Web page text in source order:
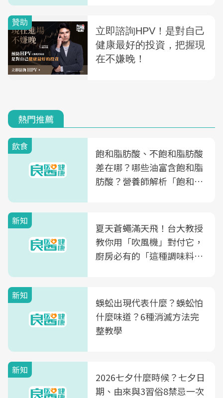
熱門推薦
飲食
飽和脂肪酸、不飽和脂肪酸
差在哪？哪些油富含飽和脂
肪酸？營養師解析「飽和脂
新知
夏天蒼蠅滿天飛！台大教授
教你用「吹風機」對付它，
廚房必有的「這種調味料」
新知
蜈蚣出現代表什麼？蜈蚣怕
什麼味道？6種消滅方法完
整教學
新知
2026七夕什麼時候？七夕日
期、由來與3習俗8禁忌一次